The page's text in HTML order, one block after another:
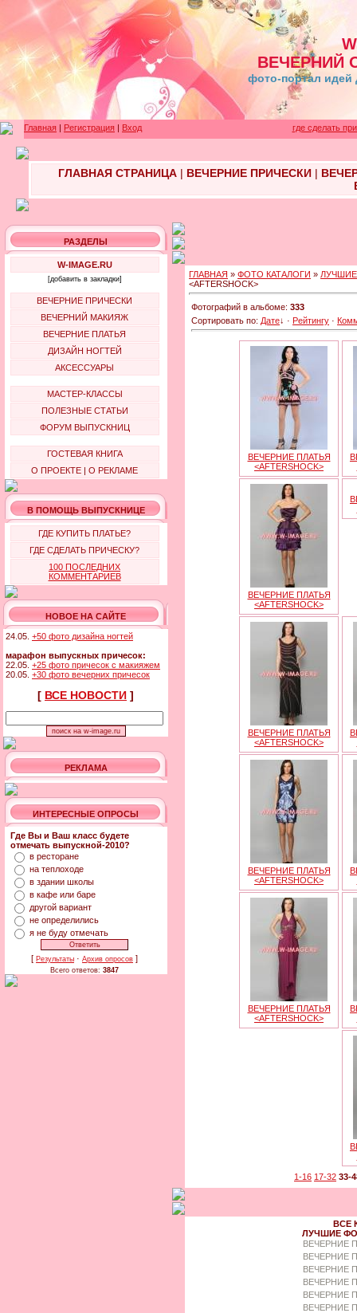
ВЕЧЕРНИЙ
фото-портал идей
Главная | Регистрация | Вход где сделать
ГЛАВНАЯ СТРАНИЦА| ВЕЧЕРНИЕ ПРИЧЕСКИ|
РАЗДЕЛЫ
W-IMAGE.RU
[добавить в закладки]
ВЕЧЕРНИЕ ПРИЧЕСКИ
ВЕЧЕРНИЙ МАКИЯЖ
ВЕЧЕРНИЕ ПЛАТЬЯ
ДИЗАЙН НОГТЕЙ
АКСЕССУАРЫ
МАСТЕР-КЛАССЫ
ПОЛЕЗНЫЕ СТАТЬИ
ФОРУМ ВЫПУСКНИЦ
ГОСТЕВАЯ КНИГА
О ПРОЕКТЕ | О РЕКЛАМЕ
В ПОМОЩЬ ВЫПУСКНИЦЕ
ГДЕ КУПИТЬ ПЛАТЬЕ?
ГДЕ СДЕЛАТЬ ПРИЧЕСКУ?
100 ПОСЛЕДНИХ
КОММЕНТАРИЕВ
НОВОЕ НА САЙТЕ
24.05. +50 фото дизайна ногтей
марафон выпускных причесок:
22.05. +25 фото причесок с макияжем
20.05. +30 фото вечерних причесок
[ ВСЕ НОВОСТИ ]
РЕКЛАМА
ИНТЕРЕСНЫЕ ОПРОСЫ
Где Вы и Ваш класс будете
отмечать выпускной-2010?
в ресторане
на теплоходе
в здании школы
в кафе или баре
другой вариант
не определились
я не буду отмечать
[ Результаты · Архив опросов ]
Всего ответов: 3847
ГЛАВНАЯ » ФОТО КАТАЛОГИ »
<AFTERSHOCK>
Фотографий в альбоме: 333
Сортировать по: Дате↓ · Рейтингу ·
ВЕЧЕРНИЕ ПЛАТЬЯ
<AFTERSHOCK>
ВЕЧЕРНИЕ ПЛАТЬЯ
<AFTERSHOCK>
ВЕЧЕРНИЕ ПЛАТЬЯ
<AFTERSHOCK>
ВЕЧЕРНИЕ ПЛАТЬЯ
<AFTERSHOCK>
ВЕЧЕРНИЕ ПЛАТЬЯ
<AFTERSHOCK>
1-16 17-32 33-
ВСЕ
ЛУЧШИЕ
ВЕЧЕРНИЕ
ВЕЧЕРНИЕ
ВЕЧЕРНИЕ
ВЕЧЕРНИЕ
ВЕЧЕРНИЕ
ВЕЧЕРНИЕ